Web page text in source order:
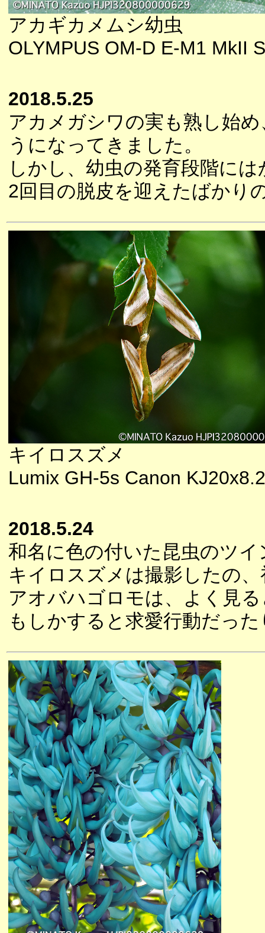
アカギカメムシ幼虫
OLYMPUS OM-D E-M1 MkII
2018.5.25
アカメガシワの実も熟し始
うになってきました。
しかし、幼虫の発育段階に
2回目の脱皮を迎えたばかり
キイロスズメ
Lumix GH-5s Canon
2018.5.24
和名に色の付いた昆虫のツイ
キイロスズメは撮影したの
アオバハゴロモは、よく見
もしかすると求愛行動だっ